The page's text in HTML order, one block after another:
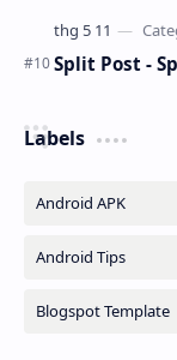
Split Post -
Labels